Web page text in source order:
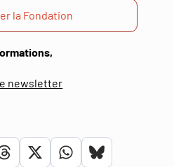
la Fondation
newsletter(ouverture
fenêtre)